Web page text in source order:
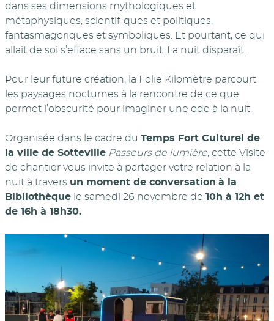
dans ses dimensions mythologiques et
métaphysiques, scientifiques et politiques,
fantasmagoriques et symboliques. Et pourtant, ce qui
allait de soi s’efface sans un bruit. La nuit disparaît.
Pour leur future création, la Folie Kilomètre parcourt
les paysages nocturnes à la rencontre de ce que
permet l’obscurité pour imaginer une ode à la nuit.
Organisée dans le cadre du Temps Fort Culturel de
la ville de Sotteville Passeurs de lumière, cette Visite
de chantier vous invite à partager votre relation à la
nuit à travers un moment de conversation à la
Bibliothèque le samedi 26 novembre de 10h à 12h et
de 16h à 18h30.